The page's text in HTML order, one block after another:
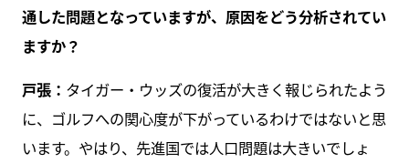
通した問題となっていますが、原因をどう分析されてい
ますか？
戸張： タイガー・ウッズの復活が大きく報じられたよう
に、ゴルフへの関心度が下がっているわけではないと思
います。やはり、先進国では人口問題は大きいでしょ